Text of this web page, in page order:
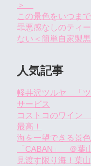
＞
この景色をいつま
罪悪感なしのティ
ない＜簡単自家製
人気記事
軽井沢ツルヤ 「
サービス
コストコのワイン
最高！
海を一望できる景
「CABAN」 ＠葉
見渡す限り海！葉